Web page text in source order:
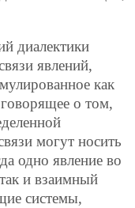
диалектики
явлений,
как
о том,
могут носить
одно явление во
и взаимный
системы,